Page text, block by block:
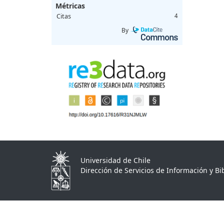
Métricas
Citas 4
By
Universidad de Chile
Dirección de Servicios de Información y